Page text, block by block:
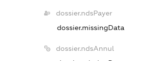
dossier.ndsPayer
dossier.missingData
dossier.ndsAnnul